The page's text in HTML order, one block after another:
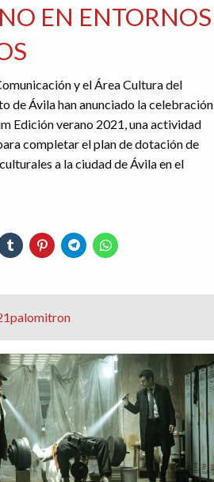
EN ENTORNOS
y el Área Cultura del
de Ávila han anunciado la celebración
Edición verano 2021, una actividad
completar el plan de dotación de
a la ciudad de Ávila en el
palomitron